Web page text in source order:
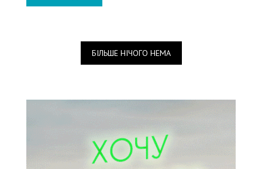
БІЛЬШЕ НІЧОГО НЕМА